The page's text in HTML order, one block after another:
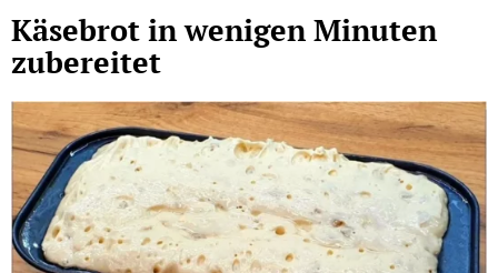
Käsebrot in wenigen Minuten
zubereitet